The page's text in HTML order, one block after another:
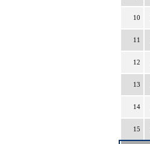
10
11
12
13
14
15